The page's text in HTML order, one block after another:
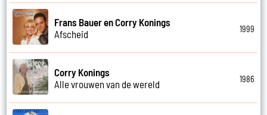
Frans Bauer en Corry Konings
Afscheid
1999
Corry Konings
Alle vrouwen van de wereld
1986